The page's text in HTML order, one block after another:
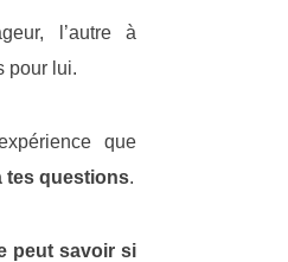
l’autre à
pour lui.
que
tes questions.
peut savoir si